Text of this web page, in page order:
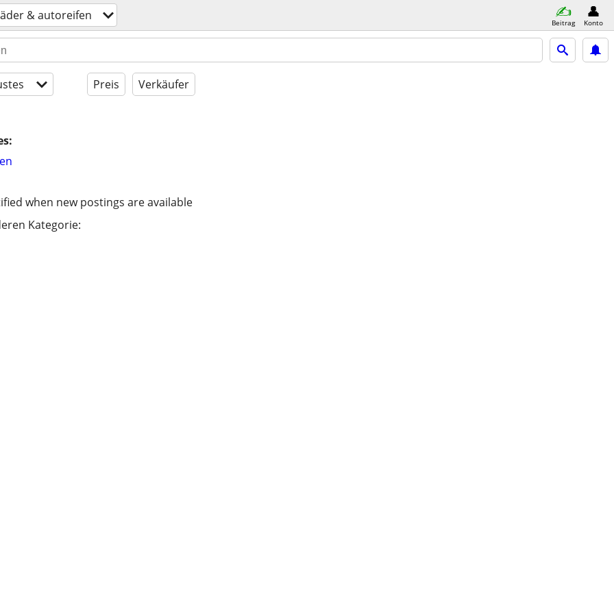
& autoreifen Beitrag Konto
Preis Verkäufer
when new postings are available
Kategorie: